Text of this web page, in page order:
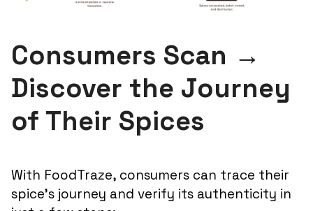
Consumers Scan →
Discover the Journey
of Their Spices
With FoodTraze, consumers can trace their
spice’s journey and verify its authenticity in